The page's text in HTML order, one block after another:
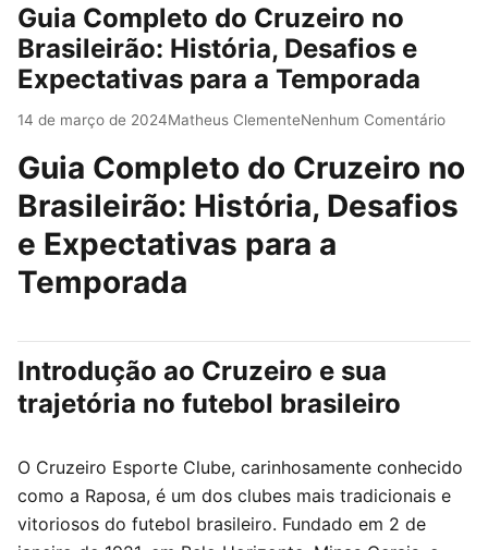
Guia Completo do Cruzeiro no
Brasileirão: História, Desafios e
Expectativas para a Temporada
14 de março de 2024Matheus ClementeNenhum Comentário
Guia Completo do Cruzeiro no
Brasileirão: História, Desafios
e Expectativas para a
Temporada
Introdução ao Cruzeiro e sua
trajetória no futebol brasileiro
O Cruzeiro Esporte Clube, carinhosamente conhecido
como a Raposa, é um dos clubes mais tradicionais e
vitoriosos do futebol brasileiro. Fundado em 2 de